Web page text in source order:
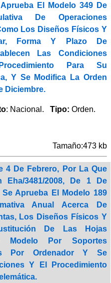
El Modelo 349 De
De Operaciones
Los Diseños Físicos Y
Forma Y Plazo De
Las Condiciones
Para Su
Y Se Modifica La Orden
Diciembre.
: Nacional. Tipo: Orden.
Tamaño:473 kb
4 De Febrero, Por La Que
3481/2008, De 1 De
Aprueba El Modelo 189
Anual Acerca De
Los Diseños Físicos Y
De Las Hojas
Modelo Por Soportes
Por Ordenador Y Se
Y El Procedimiento